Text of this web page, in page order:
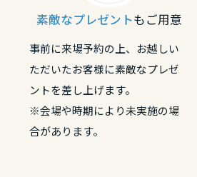
素敵なプレゼントもご用意
事前に来場予約の上、お越しい
ただいたお客様に素敵なプレゼ
ントを差し上げます。
※会場や時期により未実施の場
合があります。